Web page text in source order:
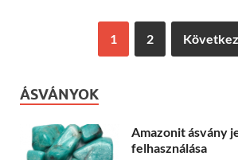
1 2
ÁSVÁNYOK
Amazonit ásvány
felhasználása